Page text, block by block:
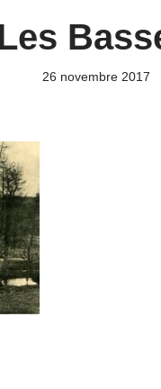
26 novembre 2017